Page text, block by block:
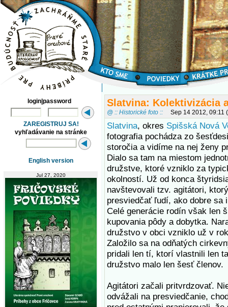
login|password
ZAREGISTRUJ SA!
vyhľadávanie na stránke
English version
Jul 27, 2020
Slatvina: Kolektivizácia
@ :: Historické foto :: Sep 14 2012, 09:11
Slatvina, okres Spišská Nová
fotografia pochádza zo
storočia a vidíme na nej ženy
Dialo sa tam na miestom
družstve, ktoré vzniklo za
okolností. Už od konca
navštevovali tzv. agitátori,
presviedčať ľudí, ako dobre sa
Celé generácie rodín však len
kupovania pôdy a dobytka.
družstvo v obci vzniklo už v
Založilo sa na odňatých
pridali len tí, ktorí vlastnili len
družstvo malo len šesť členov.
Agitátori začali pritvrdzovať.
odvážali na presviedčanie,